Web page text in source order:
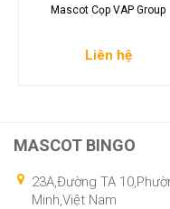
Mascot Cọp VAP Group
Liên hệ
MASCOT BINGO
23A,Đường TA
Minh,Việt Nam